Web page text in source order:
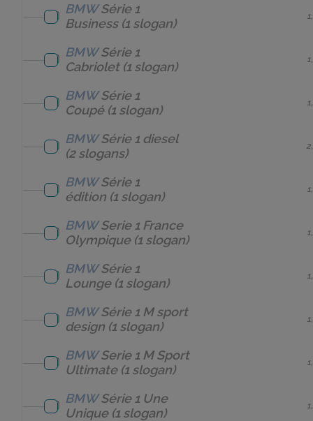
BMW Série 1
Business(1 slogan)
BMW Série 1
Cabriolet(1 slogan)
BMW Série 1
Coupé(1 slogan)
BMW Série 1 diesel
(2 slogans)
BMW Série 1
édition (1 slogan)
BMW Serie 1 France
Olympique(1 slogan)
BMW Série 1
Lounge(1 slogan)
BMW Série 1 M sport
design (1 slogan)
BMW Serie 1 M Sport
Ultimate(1 slogan)
BMW Série 1 Une
Unique(1 slogan)